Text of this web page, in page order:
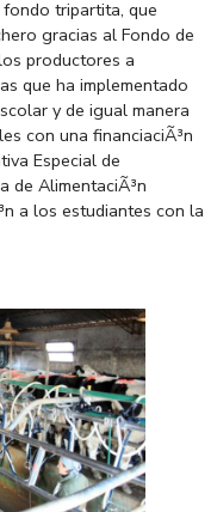
tripartita, que
gracias al Fondo de
productores a
que ha implementado
y de igual manera
con una financiaciÃ³n
Especial de
de AlimentaciÃ³n
a los estudiantes con la